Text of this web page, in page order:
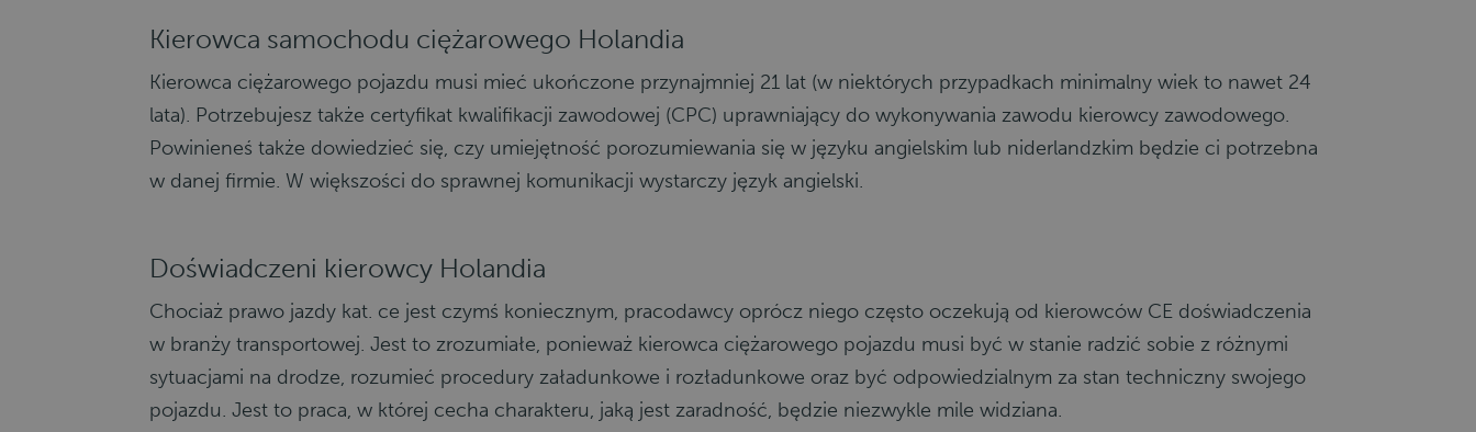
Kierowca samochodu ciężarowego Holandia
Kierowca ciężarowego pojazdu musi mieć ukończone przynajmniej 21 lat (w niektórych przypadkach minimalny wiek to nawet 24
lata). Potrzebujesz także certyfikat kwalifikacji zawodowej (CPC) uprawniający do wykonywania zawodu kierowcy zawodowego.
Powinieneś także dowiedzieć się, czy umiejętność porozumiewania się w języku angielskim lub niderlandzkim będzie ci potrzebna
w danej firmie. W większości do sprawnej komunikacji wystarczy język angielski.
Doświadczeni kierowcy Holandia
Chociaż prawo jazdy kat. ce jest czymś koniecznym, pracodawcy oprócz niego często oczekują od kierowców CE doświadczenia
w branży transportowej. Jest to zrozumiałe, ponieważ kierowca ciężarowego pojazdu musi być w stanie radzić sobie z różnymi
sytuacjami na drodze, rozumieć procedury załadunkowe i rozładunkowe oraz być odpowiedzialnym za stan techniczny swojego
pojazdu. Jest to praca, w której cecha charakteru, jaką jest zaradność, będzie niezwykle mile widziana.